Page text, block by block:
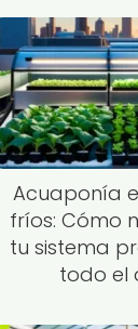
Acuaponía
fríos: Cómo
tu sistema
todo el